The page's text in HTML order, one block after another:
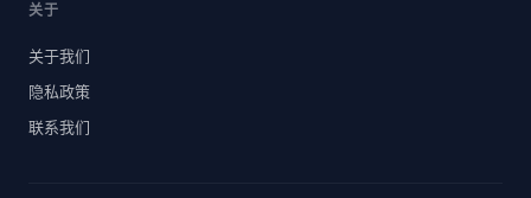
关于
关于我们
隐私政策
联系我们